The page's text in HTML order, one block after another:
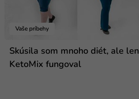
Vaše príbehy
Skúsila som mnoho diét, ale len
KetoMix fungoval